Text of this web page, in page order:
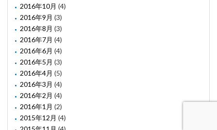
2016年10月 (4)
2016年9月 (3)
2016年8月 (3)
2016年7月 (4)
2016年6月 (4)
2016年5月 (3)
2016年4月 (5)
2016年3月 (4)
2016年2月 (4)
2016年1月 (2)
2015年12月 (4)